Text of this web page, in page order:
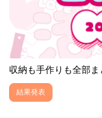
収納も手作りも全部
結果発表